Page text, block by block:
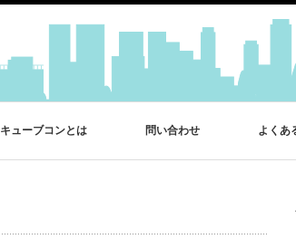
キューブコンとは 問い合わせ よくあ